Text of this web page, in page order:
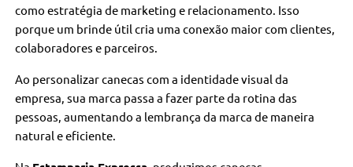
como estratégia de marketing e relacionamento. Isso
porque um brinde útil cria uma conexão maior com clientes,
colaboradores e parceiros.
Ao personalizar canecas com a identidade visual da
empresa, sua marca passa a fazer parte da rotina das
pessoas, aumentando a lembrança da marca de maneira
natural e eficiente.